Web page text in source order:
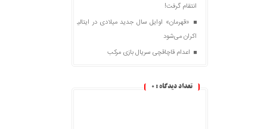
انتقام گرفت!
«قهرمان» اوایل سال جدید میلادی در ایتالیا
اکران می‌شود
اعدام قاچاقچی سریال بازی مرکب
تعداد دیدگاه : 0